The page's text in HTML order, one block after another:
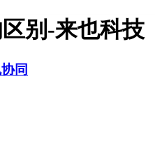
别-来也科技